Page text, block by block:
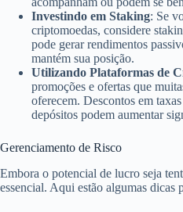
Investindo em Staking: Se
criptomoedas, considere
pode gerar rendimentos
mantém sua posição.
Utilizando Plataformas de
promoções e ofertas que
oferecem. Descontos em
depósitos podem aumentar
Gerenciamento de Risco
Embora o potencial de lucro seja
essencial. Aqui estão algumas dicas